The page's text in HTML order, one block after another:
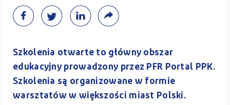
A
Szkolenia otwarte to główny obszar
edukacyjny prowadzony przez PFR Portal PPK.
Szkolenia są organizowane w formie
warsztatów w większości miast Polski.